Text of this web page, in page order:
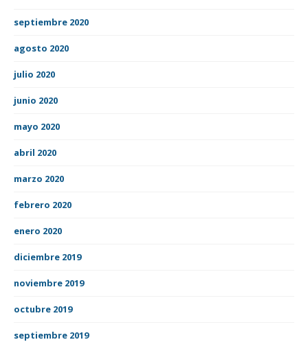
septiembre 2020
agosto 2020
julio 2020
junio 2020
mayo 2020
abril 2020
marzo 2020
febrero 2020
enero 2020
diciembre 2019
noviembre 2019
octubre 2019
septiembre 2019